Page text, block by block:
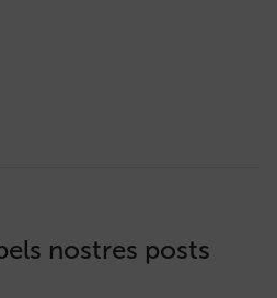
nostres posts